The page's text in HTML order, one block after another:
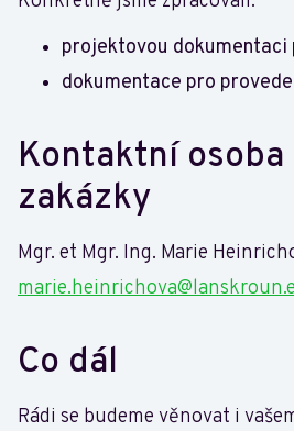
projektovou dokumentaci
dokumentace pro
Kontaktní
zakázky
Mgr. et Mgr. Ing. Marie
Co dál
Rádi se budeme věnovat i